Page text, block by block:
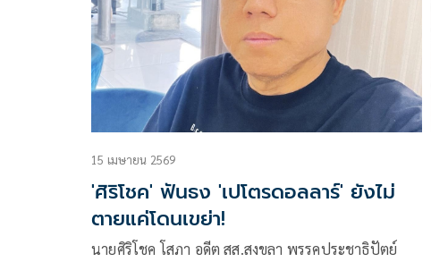
15 เมษายน 2569
'ศิริโชค' ฟันธง 'เปโตรดอลลาร์' ยังไม่
ตายแค่โดนเขย่า!
นายศิริโชค โสภา อดีต สส.สงขลา พรรคประชาธิปัตย์